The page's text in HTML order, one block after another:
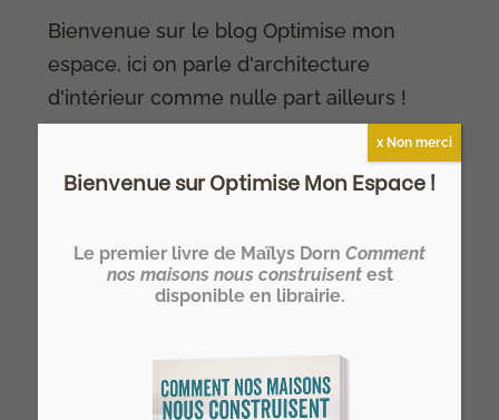
Bienvenue sur le blog Optimise mon
espace, ici on parle d'architecture
d'intérieur comme nulle part ailleurs !
Devenez HOMER®… un architecte
d’intérieur spécialiste de l’optimisation
de l’espace de l’habitat !
Bienvenue sur Optimise Mon Espace !
Le premier livre de Maïlys Dorn Comment
nos maisons nous construisent est
disponible en librairie.
x Non merci